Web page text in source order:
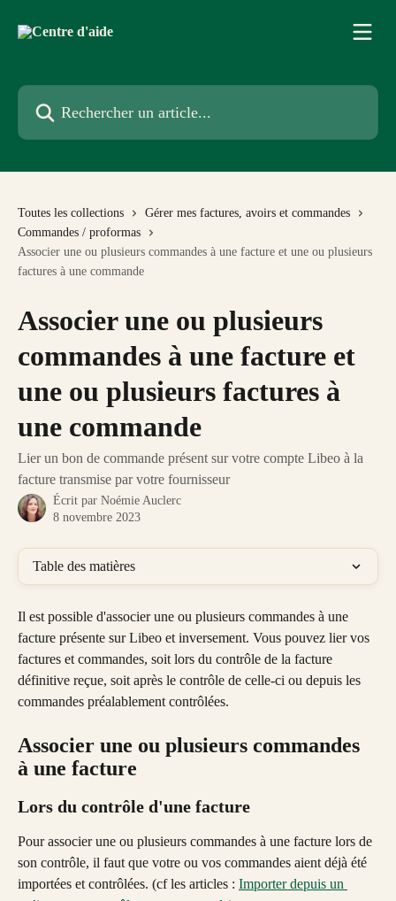
Rechercher un article...
Toutes les collections
Gérer mes factures, avoirs et commandes
Commandes / proformas
Associer une ou plusieurs commandes à une facture et une ou plusieurs
factures à une commande
Associer une ou plusieurs
commandes à une facture et
une ou plusieurs factures à
une commande
Lier un bon de commande présent sur votre compte Libeo à la
facture transmise par votre fournisseur
Écrit par Noémie Auclerc
8 novembre 2023
Table des matières
Il est possible d'associer une ou plusieurs commandes à une
facture présente sur Libeo et inversement. Vous pouvez lier vos
factures et commandes, soit lors du contrôle de la facture
définitive reçue, soit après le contrôle de celle-ci ou depuis les
commandes préalablement contrôlées.
Associer une ou plusieurs commandes
à une facture
Lors du contrôle d'une facture
Pour associer une ou plusieurs commandes à une facture lors de
son contrôle, il faut que votre ou vos commandes aient déjà été
importées et contrôlées. (cf les articles : Importer depuis un